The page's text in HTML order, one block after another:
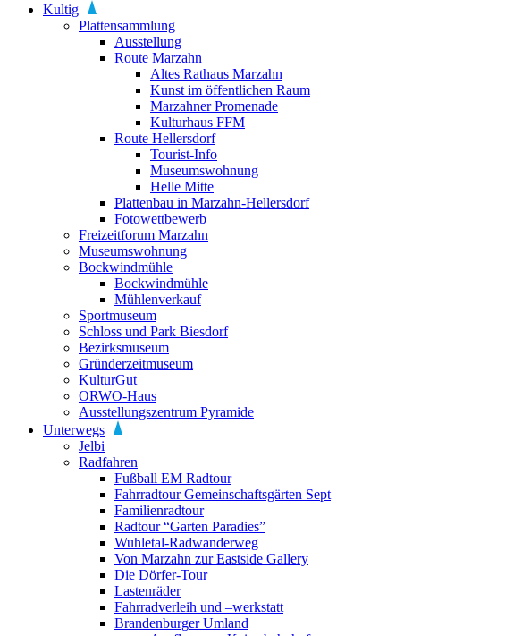
Kultig
Plattensammlung
Ausstellung
Route Marzahn
Altes Rathaus Marzahn
Kunst im öffentlichen Raum
Marzahner Promenade
Kulturhaus FFM
Route Hellersdorf
Tourist-Info
Museumswohnung
Helle Mitte
Plattenbau in Marzahn-Hellersdorf
Fotowettbewerb
Freizeitforum Marzahn
Museumswohnung
Bockwindmühle
Bockwindmühle
Mühlenverkauf
Sportmuseum
Schloss und Park Biesdorf
Bezirksmuseum
Gründerzeitmuseum
KulturGut
ORWO-Haus
Ausstellungszentrum Pyramide
Unterwegs
Jelbi
Radfahren
Fußball EM Radtour
Fahrradtour Gemeinschaftsgärten Sept
Familienradtour
Radtour “Garten Paradies”
Wuhletal-Radwanderweg
Von Marzahn zur Eastside Gallery
Die Dörfer-Tour
Lastenräder
Fahrradverleih und –werkstatt
Brandenburger Umland